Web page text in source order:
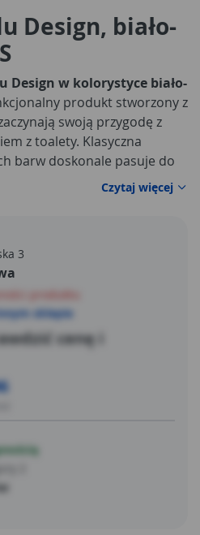
Design, biało-
Design w kolorystyce biało-
produkt stworzony z
swoją przygodę z
z toalety. Klasyczna
barw doskonale pasuje do
wygląd
wystroju łazienki. To
Czytaj więcej
3
sklepie
cenę i